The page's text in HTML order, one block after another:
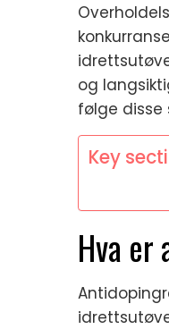
og
følge disse
Key
Hva